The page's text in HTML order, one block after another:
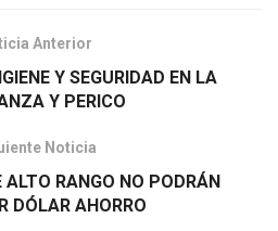
Anterior
Y SEGURIDAD EN LA
Y PERICO
Noticia
ALTO RANGO NO PODRÁN
DÓLAR AHORRO